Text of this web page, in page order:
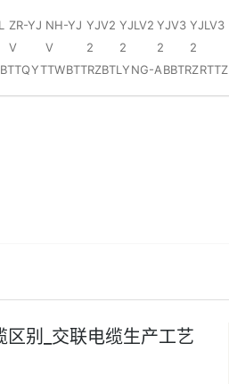
ZR-YJ
V
NH-YJ
V
YJV2
2
YJLV2
2
YJV3
2
YJLV3
2
BTTQYTTWBTTRZBTLYNG-ABBTRZRTTZ
别_交联电缆生产工艺